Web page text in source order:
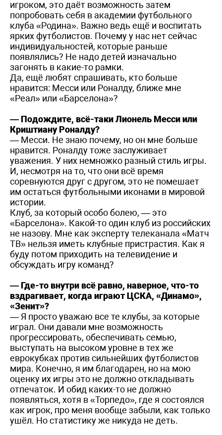
игроком, это даёт возможность затем
попробовать себя в академии футбольного
клуба «Родина». Важно ведь ещё и воспитать
ярких футболистов. Почему у нас нет сейчас
индивидуальностей, которые раньше
появлялись? Не надо детей изначально
загонять в какие-то рамки.
Да, ещё любят спрашивать, кто больше
нравится: Месси или Роналду, ближе мне
«Реал» или «Барселона»?
— Подождите, всё-таки Лионель Месси или
Криштиану Роналду?
— Месси. Не знаю почему, но он мне больше
нравится. Роналду тоже заслуживает
уважения. У них немножко разный стиль игры.
И, несмотря на то, что они всё время
соревнуются друг с другом, это не помешает
им остаться футбольными иконами в мировой
истории.
Клуб, за который особо болею, — это
«Барселона». Какой-то один клуб из российских
не назову. Мне как эксперту телеканала «Матч
ТВ» нельзя иметь клубные пристрастия. Как я
буду потом приходить на телевидение и
обсуждать игру команд?
— Где-то внутри всё равно, наверное, что-то
вздрагивает, когда играют ЦСКА, «Динамо»,
«Зенит»?
— Я просто уважаю все те клубы, за которые
играл. Они давали мне возможность
прогрессировать, обеспечивать семью,
выступать на высоком уровне в тех же
еврокубках против сильнейших футболистов
мира. Конечно, я им благодарен, но на мою
оценку их игры это не должно откладывать
отпечаток. И обид каких-то не должно
появляться, хотя в «Торпедо», где я состоялся
как игрок, про меня вообще забыли, как только
ушёл. Но статистику же никуда не деть.